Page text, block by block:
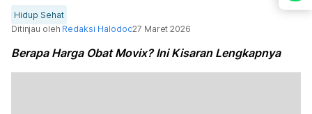
Hidup Sehat
Ditinjau oleh Redaksi Halodoc27 Maret 2026
Berapa Harga Obat Movix? Ini Kisaran Lengkapnya